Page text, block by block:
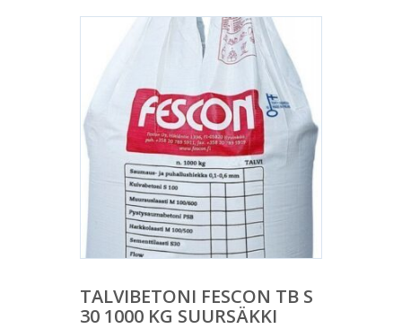
TALVIBETONI FESCON TB S
30 1000 KG SUURSÄKKI